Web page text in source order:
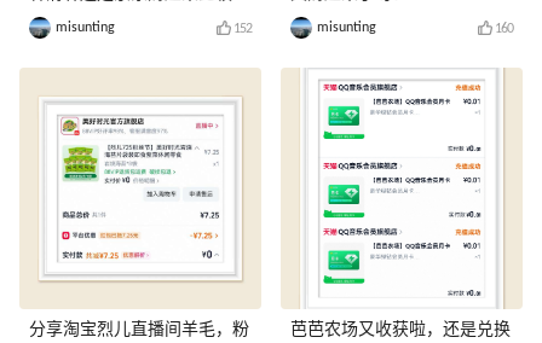
爽！misunting 152
分享淘宝烈儿直播间羊毛，粉
misunting 160
芭芭农场又收获啦，还是兑换